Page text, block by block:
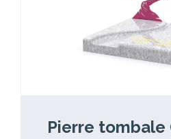
Pierre tombale